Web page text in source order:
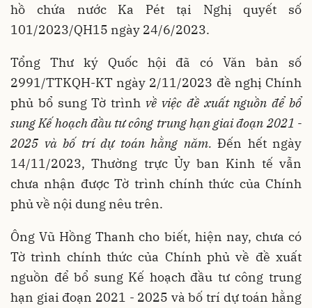
hồ chứa nước Ka Pét tại Nghị quyết số
101/2023/QH15 ngày 24/6/2023.
Tổng Thư ký Quốc hội đã có Văn bản số
2991/TTKQH-KT ngày 2/11/2023 đề nghị Chính
phủ bổ sung Tờ trìnhvề việc đề xuất nguồn để bổ
sung Kế hoạch đầu tư công trung hạn giai đoạn 2021 -
2025 và bố trí dự toán hằng năm. Đến hết ngày
14/11/2023, Thường trực Ủy ban Kinh tế vẫn
chưa nhận được Tờ trình chính thức của Chính
phủ về nội dung nêu trên.
Ông Vũ Hồng Thanh cho biết, hiện nay, chưa có
Tờ trình chính thức của Chính phủ về đề xuất
nguồn để bổ sung Kế hoạch đầu tư công trung
hạn giai đoạn 2021 - 2025 và bố trí dự toán hằng